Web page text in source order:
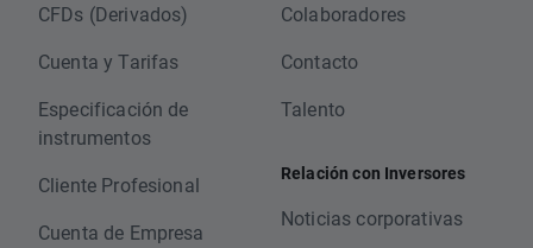
CFDs (Derivados)
Cuenta y Tarifas
Especificación de
instrumentos
Cliente Profesional
Cuenta de Empresa
Colaboradores
Contacto
Talento
Relación con Inversores
Noticias corporativas